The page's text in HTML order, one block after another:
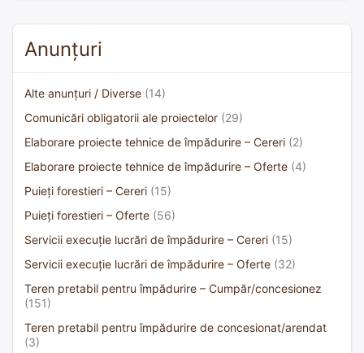
Anunțuri
Alte anunțuri / Diverse (14)
Comunicări obligatorii ale proiectelor (29)
Elaborare proiecte tehnice de împădurire – Cereri (2)
Elaborare proiecte tehnice de împădurire – Oferte (4)
Puieți forestieri – Cereri (15)
Puieți forestieri – Oferte (56)
Servicii execuție lucrări de împădurire – Cereri (15)
Servicii execuție lucrări de împădurire – Oferte (32)
Teren pretabil pentru împădurire – Cumpăr/concesionez
(151)
Teren pretabil pentru împădurire de concesionat/arendat
(3)